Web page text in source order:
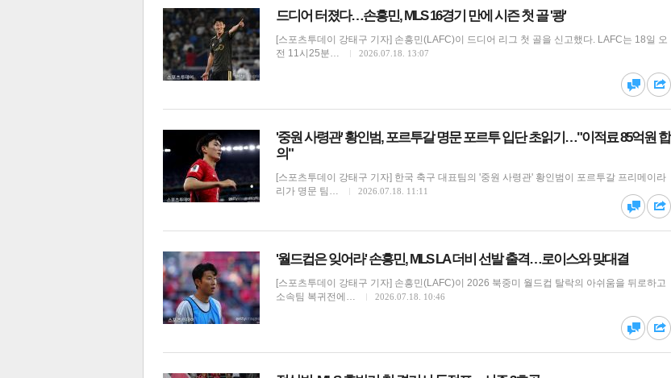
달기 하기
댓글 공유
댓글 공유
댓글 공유
드디어 터졌다…손흥민, MLS 16경기 만에 시즌 첫 골 '쾅'
[스포츠투데이 강태구 기자] 손흥민(LAFC)이 드디어 리그 첫 골을 신고했다. LAFC는 18일 오
전 11시25분…
2026.07.18. 13:07
'중원 사령관' 황인범, 포르투갈 명문 포르투 입단 초읽기…"이적료 85억원 합
의"
[스포츠투데이 강태구 기자] 한국 축구 대표팀의 '중원 사령관' 황인범이 포르투갈 프리메이라
리가 명문 팀…
2026.07.18. 11:11
'월드컵은 잊어라' 손흥민, MLS LA 더비 선발 출격…로이스와 맞대결
[스포츠투데이 강태구 기자] 손흥민(LAFC)이 2026 북중미 월드컵 탈락의 아쉬움을 뒤로하고
소속팀 복귀전에…
2026.07.18. 10:46